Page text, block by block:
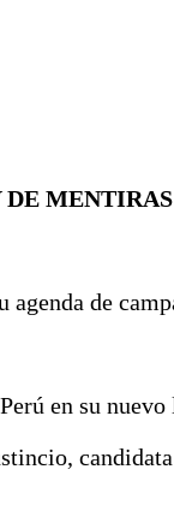
DE MENTIRAS
de
en su